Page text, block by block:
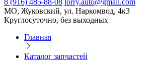
8 (916) 485-88-08 lorry.auto@gmail.com
МО, Жуковский, ул. Наркомвод, 4к3
Круглосуточно, без выходных
Главная
Каталог запчастей